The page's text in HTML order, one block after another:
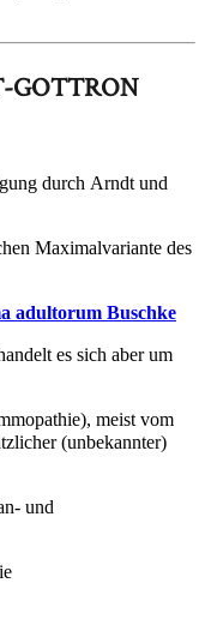
GOTTRON
durch Arndt und
Maximalvariante des
adultorum Buschke
es sich aber um
meist vom
(unbekannter)
und